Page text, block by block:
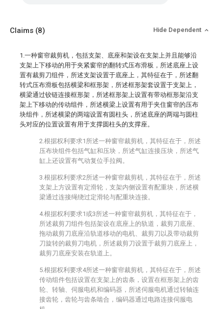
Claims (8) Hide Dependent
1.一种窗帘裁剪机，包括支架、底座和架设在支架上并且能够沿
支架上下移动的用于夹紧窗帘的翻转式压布滑板，所述底座上设
置有裁剪刀组件，所述支架设置于底座上，其特征在于，所述翻
转式压布滑板包括横梁和框形架，所述框形架套设置于支架上，
横梁通过铰链连接框形架，所述框形架上设置有带动框形架沿支
架上下移动的传动组件，所述横梁上设置有用于夹住窗帘的压布
块组件，所述横梁的两端设置有圆柱头，所述底座的两端与圆柱
头对应的位置设置有用于支撑圆柱头的支撑座。
2.根据权利要求1所述一种窗帘裁剪机，其特征在于，所述
压布块组件包括气缸和压块，所述气缸连接压块，所述气
缸上还设置有气动复位手拉阀。
3.根据权利要求2所述一种窗帘裁剪机，其特征在于，所述
支架上方设置有定滑轮，支架内侧设置有配重块，所述横
梁通过连接绳绕过定滑轮与配重块连接。
4.根据权利要求1或3所述一种窗帘裁剪机，其特征在于，
所述裁剪刀组件包括架设在底座上的轨道，裁剪刀底座、
拖动裁剪刀底座沿轨道移动的电机、裁剪刀以及带动裁剪
刀旋转的裁剪刀电机，所述裁剪刀设置于裁剪刀底座上，
裁剪刀底座安装在轨道上。
5.根据权利要求4所述一种窗帘裁剪机，其特征在于，所述
传动组件包括设置在支架上的齿条，设置在框形架上的齿
轮、转轴、伺服电机和编码器，所述伺服电机通过转轴连
接齿轮，齿轮与齿条啮合，编码器通过电路连接伺服电